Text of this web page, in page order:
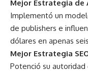
Mejor Estrategia de
Implementó un
de publishers e
dólares en apenas
Mejor Estrategia
Potenció su autoridad